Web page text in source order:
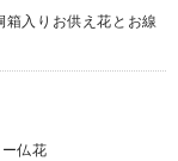
入りお供え花とお線
仏花